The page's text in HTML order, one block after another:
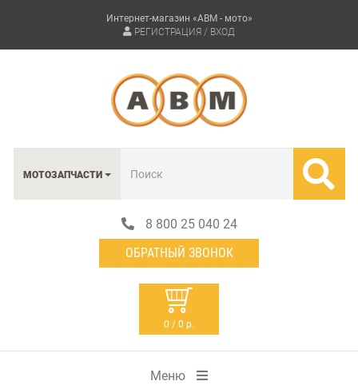
Интернет-магазин «АВМ - мото»
РЕГИСТРАЦИЯ / ВХОД
МОТОЗАПЧАСТИ
8 800 25 040 24
ОБРАТНЫЙ ЗВОНОК
0 / 0 р.
Меню